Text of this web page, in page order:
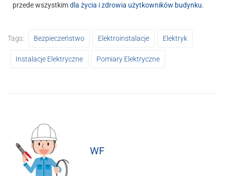
przede wszystkimdla życia i zdrowia użytkowników budynku.
Tags: Bezpieczeństwo Elektroinstalacje Elektryk
Instalacje Elektryczne Pomiary Elektryczne
WF